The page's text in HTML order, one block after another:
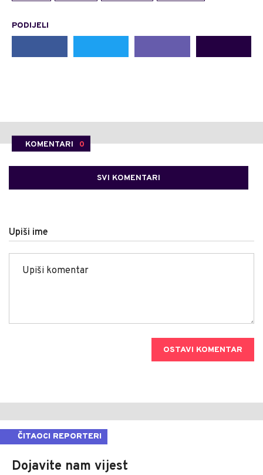
PODIJELI
KOMENTARI 0
SVI KOMENTARI
Upiši ime
OSTAVI KOMENTAR
ČITAOCI REPORTERI
Dojavite nam vijest